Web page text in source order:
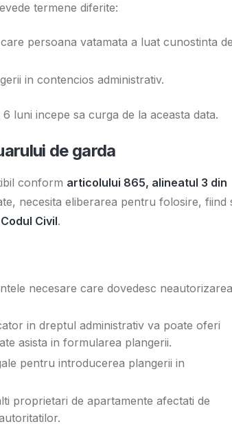
termene diferite:
persoana vatamata a luat cunostinta
in contencios administrativ.
luni incepe sa curga de la aceasta data.
de garda
conform articolului 865, alineatul 3 din
necesita eliberarea pentru folosire, fiind
Civil.
necesare care dovedesc neautorizarea
in dreptul administrativ va poate oferi
asista in formularea plangerii.
pentru introducerea plangerii in
proprietari de apartamente afectati de